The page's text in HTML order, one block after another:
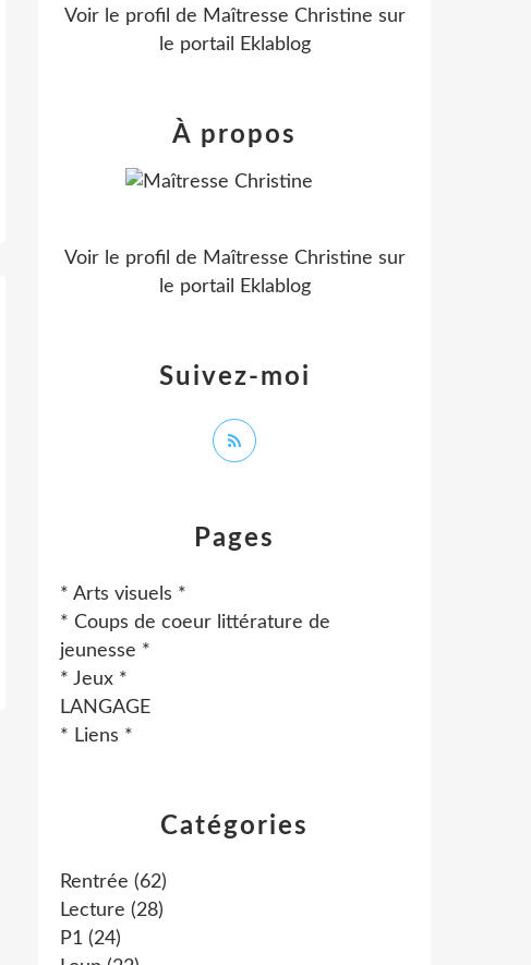
Catégories
Rentrée (62)
Lecture (28)
P1 (24)
Pages
* Arts visuels *
* Coups de coeur littérature de
jeunesse *
* Jeux *
LANGAGE
* Liens *
Voir le profil de Maîtresse Christine sur
le portail Eklablog
Suivez-moi
À propos
Voir le profil de Maîtresse Christine sur
le portail Eklablog